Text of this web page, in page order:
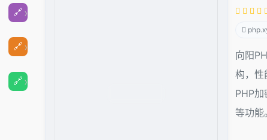
向阳
构，性
PHP
等功能